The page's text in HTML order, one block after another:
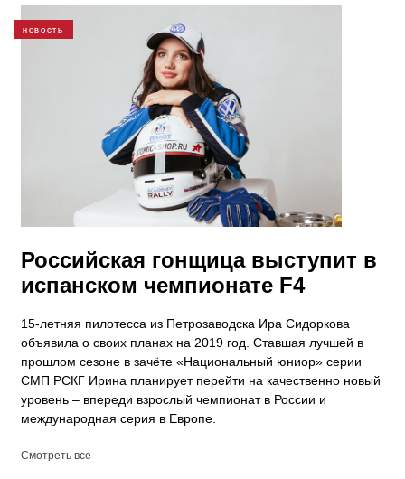
НОВОСТЬ
Российская гонщица выступит в
испанском чемпионате F4
15-летняя пилотесса из Петрозаводска Ира Сидоркова
объявила о своих планах на 2019 год. Ставшая лучшей в
прошлом сезоне в зачёте «Национальный юниор» серии
СМП РСКГ Ирина планирует перейти на качественно новый
уровень – впереди взрослый чемпионат в России и
международная серия в Европе.
Смотреть все